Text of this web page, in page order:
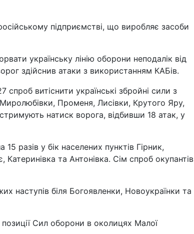
підприємстві, що виробляє засоби
українську лінію оборони неподалік від
здійснив атаки з використанням КАБів.
витіснити українські збройні сили з
Променя, Лисівки, Крутого Яру,
натиск ворога, відбивши 18 атак, у
разів у бік населених пунктів Гірник,
Катеринівка та Антонівка. Сім спроб окупантів
наступів біля Богоявленки, Новоукраїнки та
Сил оборони в околицях Малої